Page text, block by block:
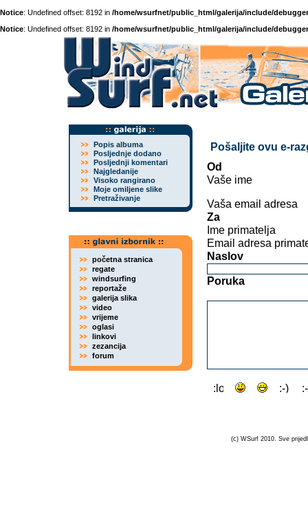
Notice: Undefined offset: 8192 in /home/wsurfnet/public_html/galerija/include/
Notice: Undefined offset: 8192 in /home/wsurfnet/public_html/galerija/include/
Popis albuma
Posljednje dodano
Posljednji komentari
Najgledanije
Visoko rangirano
Moje omiljene slike
Pretraživanje
početna stranica
regate
windsurfing
reportaže
galerija slika
video
vrijeme
oglasi
linkovi
zezancija
forum
Pošaljite ovu e-
Od
Vaše ime
Vaša email adresa
Za
Ime primatelja
Email adresa
Naslov
Poruka
(c) WSurf 2010. Sve